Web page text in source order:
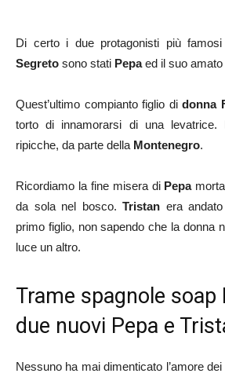
Di certo i due protagonisti più
Segreto sono stati Pepaed il suo amato
Quest’ultimo compianto figlio di donna
torto di innamorarsi di una
ripicche, da parte della Montenegro.
Ricordiamo la fine misera di Pepamorta
da sola nel bosco.Tristan era
primo figlio, non sapendo che la donna
luce un altro.
Trame spagnole soap
due nuovi Pepa e
Nessuno ha mai dimenticato l’amore